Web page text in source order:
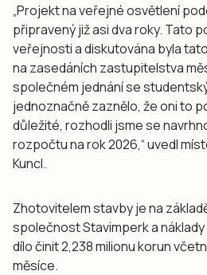
„Projekt na veřejné osvětlení
připravený již asi dva roky. Tato
veřejnosti a diskutována byla
na zasedáních zastupitelstva
společném jednání se
jednoznačně zaznělo, že oni to
důležité, rozhodli jsme se
rozpočtu na rok 2026,“ uvedl
Kuncl.
Zhotovitelem stavby je na
společnost Stavimperk a
dílo činit 2,238 milionu korun
měsíce.